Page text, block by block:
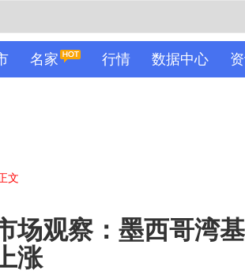
名家 行情 数据中心
文
场观察：墨西哥湾
涨